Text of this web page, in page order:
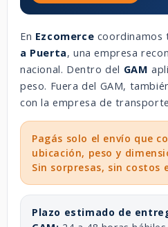
En Ezcomerce coordinamos
a Puerta, una empresa
nacional. Dentro del GAM
peso. Fuera del GAM,
con la empresa de
Pagás solo el envío que
ubicación, peso y
Sin sorpresas, sin costos
Plazo estimado de